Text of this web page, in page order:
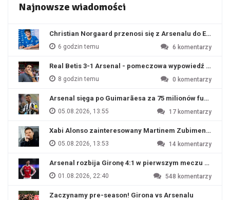
Najnowsze wiadomości
Christian Norgaard przenosi się z Arsenalu do
6 godzin temu 6 komentarzy
Real Betis 3-1 Arsenal - pomeczowa wypowiedź Artety
8 godzin temu 0 komentarzy
Arsenal sięga po Guimarãesa za 75 milionów funtów
05.08.2026, 13:55 17 komentarzy
Xabi Alonso zainteresowany Martinem Zubimendim
05.08.2026, 13:53 14 komentarzy
Arsenal rozbija Gironę 4:1 w pierwszym meczu
01.08.2026, 22:40 548 komentarzy
Zaczynamy pre-season! Girona vs Arsenalu